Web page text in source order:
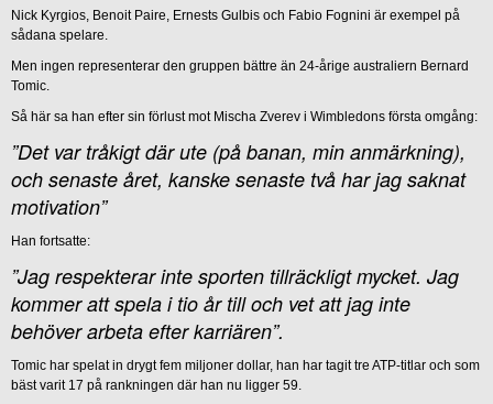
Nick Kyrgios, Benoit Paire, Ernests Gulbis och Fabio Fognini är exempel på
sådana spelare.
Men ingen representerar den gruppen bättre än 24-årige australiern Bernard
Tomic.
Så här sa han efter sin förlust mot Mischa Zverev i Wimbledons första omgång:
”Det var tråkigt där ute (på banan, min anmärkning),
och senaste året, kanske senaste två har jag saknat
motivation”
Han fortsatte:
”Jag respekterar inte sporten tillräckligt mycket. Jag
kommer att spela i tio år till och vet att jag inte
behöver arbeta efter karriären”.
Tomic har spelat in drygt fem miljoner dollar, han har tagit tre ATP-titlar och som
bäst varit 17 på rankningen där han nu ligger 59.